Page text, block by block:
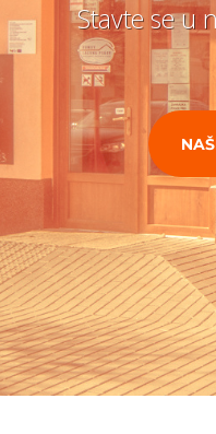
Stavte se u